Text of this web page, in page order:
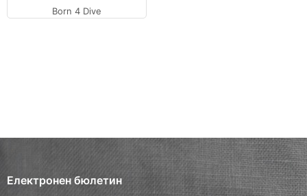
Born 4 Dive
Електронен бюлетин